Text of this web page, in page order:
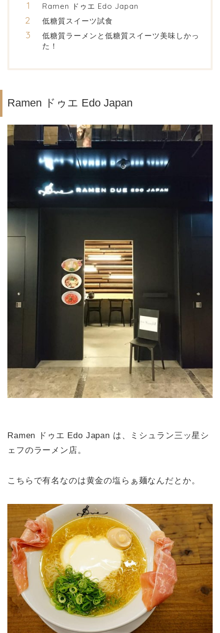
Ramen ドゥエ Edo Japan
低糖質スイーツ試食
低糖質ラーメンと低糖質スイーツ美味しかっ
た！
Ramen ドゥエ Edo Japan
Ramen ドゥエ Edo Japan は、ミシュラン三ッ星シ
ェフのラーメン店。
こちらで有名なのは黄金の塩らぁ麺なんだとか。